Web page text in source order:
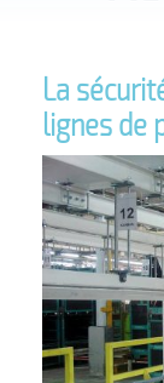
La
lignes de